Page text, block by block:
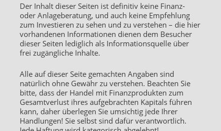
Der Inhalt dieser Seiten ist definitiv keine Finanz-
oder Anlageberatung, und auch keine Empfehlung
zum Investieren zu sehen und zu verstehen – die hier
vorhandenen Informationen dienen dem Besucher
dieser Seiten lediglich als Informationsquelle über
frei zugängliche Inhalte.
Alle auf dieser Seite gemachten Angaben sind
natürlich ohne Gewähr zu verstehen. Beachten Sie
bitte, dass der Handel mit Finanzprodukten zum
Gesamtverlust ihres aufgebrachten Kapitals führen
kann, daher überlegen Sie umsichtig jede Ihrer
Handlungen! Sie selbst sind dafür verantwortlich.